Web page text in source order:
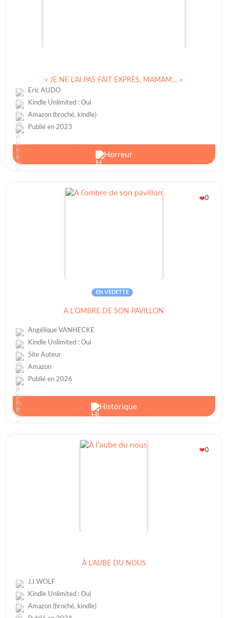
« JE NE L’AI PAS FAIT EXPRÈS, MAMAM… »
Eric AUDO
Kindle Unlimited : Oui
Amazon (broché, kindle)
Publié en 2023
Horreur
❤️0
EN VEDETTE
A L’OMBRE DE SON PAVILLON
Angélique VANHECKE
Kindle Unlimited : Oui
Site Auteur
Amazon
Publié en 2026
Historique
❤️0
À L’AUBE DU NOUS
J.I WOLF
Kindle Unlimited : Oui
Amazon (broché, kindle)